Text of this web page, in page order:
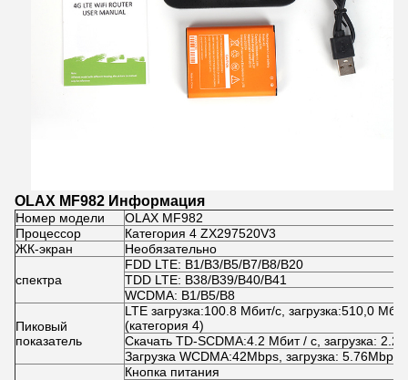
OLAX MF982 Информация
Номер модели
OLAX MF982
Процессор
Категория 4 ZX297520V3
ЖК-экран
Необязательно
спектра
FDD LTE: B1/B3/B5/B7/B8/B20
TDD LTE: B38/B39/B40/B41
WCDMA: B1/B5/B8
Пиковый
показатель
LTE загрузка:100.8 Мбит/с, загрузка:510,0
(категория 4)
Скачать TD-SCDMA:4.2 Мбит / с, загрузка: 2.2
Загрузка WCDMA:42Mbps, загрузка: 5.76Mbps
Кнопка питания